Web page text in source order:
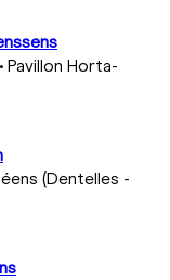
Pavillon Horta-
(Dentelles -